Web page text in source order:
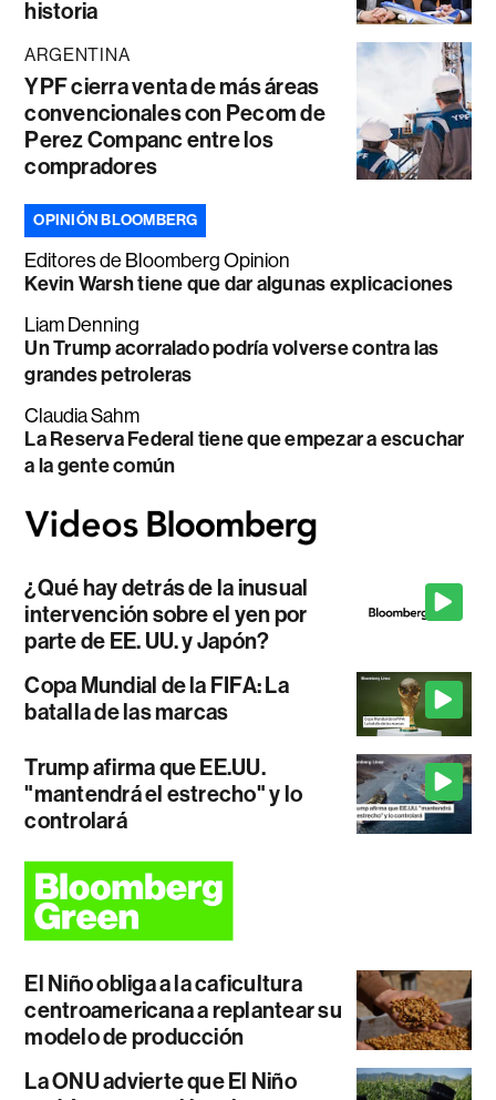
historia
ARGENTINA
YPF cierra venta de más áreas
convencionales con Pecom de
Perez Companc entre los
compradores
OPINIÓN BLOOMBERG
Editores de Bloomberg Opinion
Kevin Warsh tiene que dar algunas explicaciones
Liam Denning
Un Trump acorralado podría volverse contra las
grandes petroleras
Claudia Sahm
La Reserva Federal tiene que empezar a escuchar
a la gente común
¿Qué hay detrás de la inusual
intervención sobre el yen por
parte de EE. UU. y Japón?
Copa Mundial de la FIFA: La
batalla de las marcas
Trump afirma que EE.UU.
"mantendrá el estrecho" y lo
controlará
El Niño obliga a la caficultura
centroamericana a replantear su
modelo de producción
La ONU advierte que El Niño